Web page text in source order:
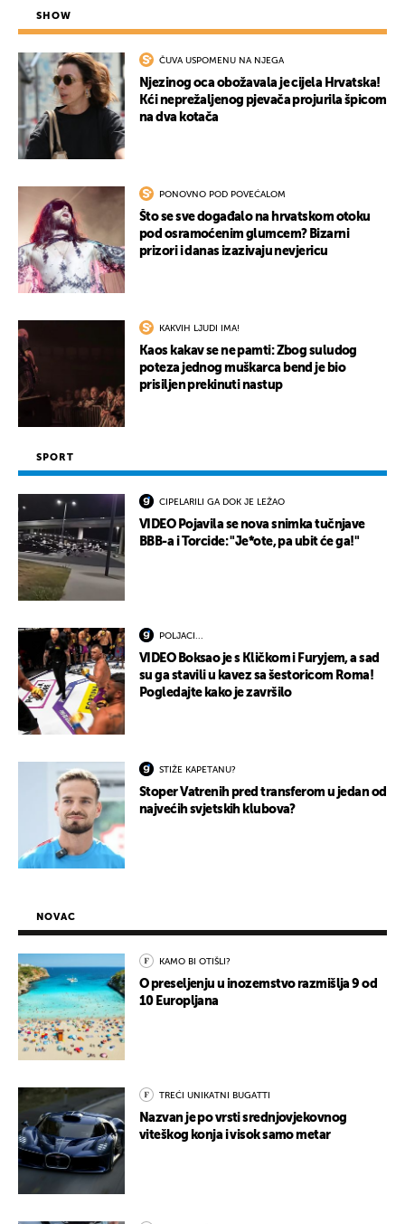
SHOW
ČUVA USPOMENU NA NJEGA
Njezinog oca obožavala je cijela Hrvatska!
Kći neprežaljenog pjevača projurila špicom
na dva kotača
PONOVNO POD POVEĆALOM
Što se sve događalo na hrvatskom otoku
pod osramoćenim glumcem? Bizarni
prizori i danas izazivaju nevjericu
KAKVIH LJUDI IMA!
Kaos kakav se ne pamti: Zbog suludog
poteza jednog muškarca bend je bio
prisiljen prekinuti nastup
SPORT
CIPELARILI GA DOK JE LEŽAO
VIDEO Pojavila se nova snimka tučnjave
BBB-a i Torcide: "Je*ote, pa ubit će ga!"
POLJACI...
VIDEO Boksao je s Kličkom i Furyjem, a sad
su ga stavili u kavez sa šestoricom Roma!
Pogledajte kako je završilo
STIŽE KAPETANU?
Stoper Vatrenih pred transferom u jedan od
najvećih svjetskih klubova?
NOVAC
KAMO BI OTIŠLI?
O preseljenju u inozemstvo razmišlja 9 od
10 Europljana
TREĆI UNIKATNI BUGATTI
Nazvan je po vrsti srednjovjekovnog
viteškog konja i visok samo metar